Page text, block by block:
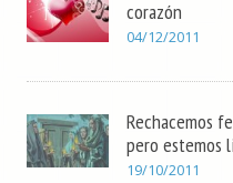
corazón
04/12/2011
Rechacemos
pero estemos
19/10/2011